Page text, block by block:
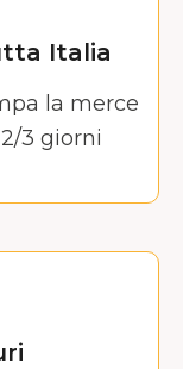
Italia
la merce
3 giorni